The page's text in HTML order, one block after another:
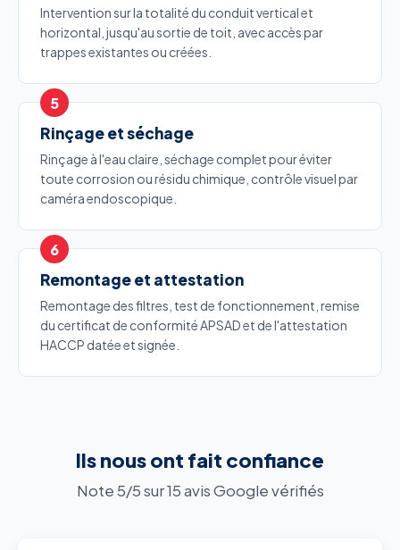
Intervention sur la totalité du conduit vertical et
horizontal, jusqu'au sortie de toit, avec accès par
trappes existantes ou créées.
Rinçage et séchage
Rinçage à l'eau claire, séchage complet pour éviter
toute corrosion ou résidu chimique, contrôle visuel par
caméra endoscopique.
Remontage et attestation
Remontage des filtres, test de fonctionnement, remise
du certificat de conformité APSAD et de l'attestation
HACCP datée et signée.
Ils nous ont fait confiance
Note 5/5 sur 15 avis Google vérifiés